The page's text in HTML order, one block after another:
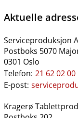
Aktuelle
Serviceproduksjon
Postboks 5070
0301 Oslo
Telefon: 21 62 02 00
E-post:
Kragerø